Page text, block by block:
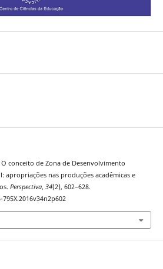
O conceito de Zona de Desenvolvimento
apropriações nas produções acadêmicas e
Perspectiva, 34(2), 602–628.